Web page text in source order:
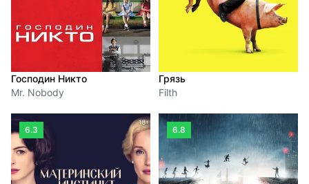
Господин Никто
Mr. Nobody
Грязь
Filth
6.3 6.8